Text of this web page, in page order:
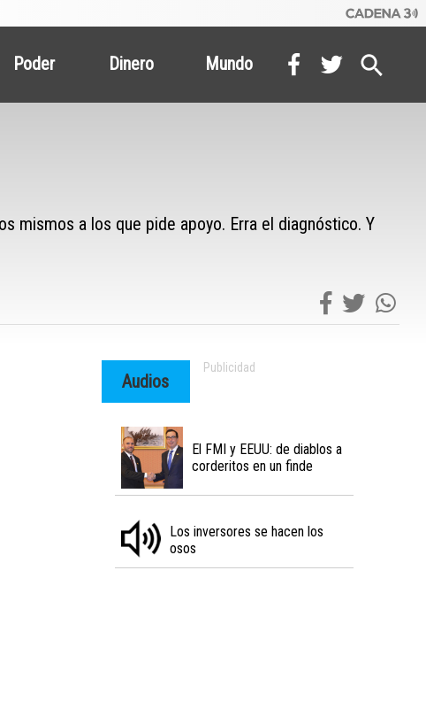
Poder Dinero Mundo
mismos a los que pide apoyo. Erra el diagnóstico. Y
Audios
El FMI y EEUU: de diablos a
corderitos en un finde
Los inversores se hacen los
osos